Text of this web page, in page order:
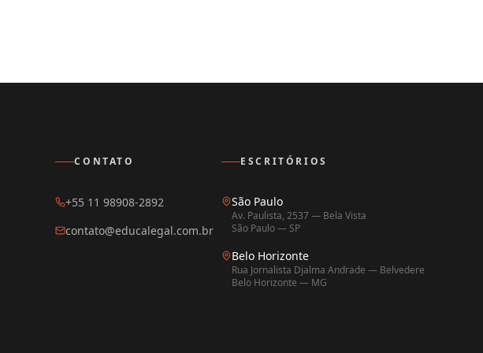
CONTATO
+55 11 98908-2892
contato@educalegal.com.br
ESCRITÓRIOS
São Paulo
Av. Paulista, 2537 — Bela Vista
São Paulo — SP
Belo Horizonte
Rua Jornalista Djalma Andrade — Belvedere
Belo Horizonte — MG